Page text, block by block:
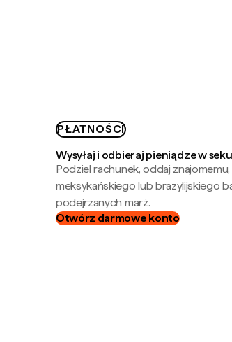
PŁATNOŚCI
Wysyłaj i odbieraj pieniądze w
Podziel rachunek, oddaj
meksykańskiego lub brazylijskiego
podejrzanych marż.
Otwórz darmowe konto